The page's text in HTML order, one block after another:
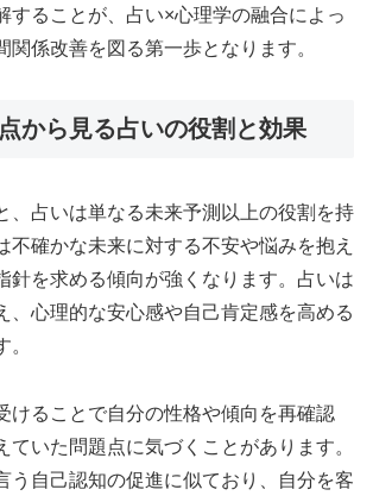
することが、占い×心理学の融合によっ
関係改善を図る第一歩となります。
から見る占いの役割と効果
、占いは単なる未来予測以上の役割を持
不確かな未来に対する不安や悩みを抱え
針を求める傾向が強くなります。占いは
、心理的な安心感や自己肯定感を高める
けることで自分の性格や傾向を再確認
ていた問題点に気づくことがあります。
う自己認知の促進に似ており、自分を客